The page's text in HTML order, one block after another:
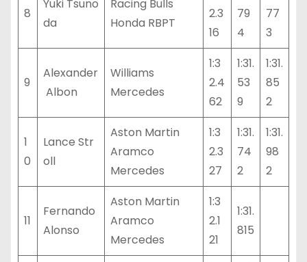
8
Yuki Tsuno
da
Racing Bulls
Honda RBPT
2.3
16
79
4
77
3
9
Alexander
Albon
Williams
Mercedes
1:3
2.4
62
1:31.
53
9
1:31.
85
2
1
0
Lance Str
oll
Aston Martin
Aramco
Mercedes
1:3
2.3
27
1:31.
74
2
1:31.
98
2
11
Fernando
Alonso
Aston Martin
Aramco
Mercedes
1:3
2.1
21
1:31.
815